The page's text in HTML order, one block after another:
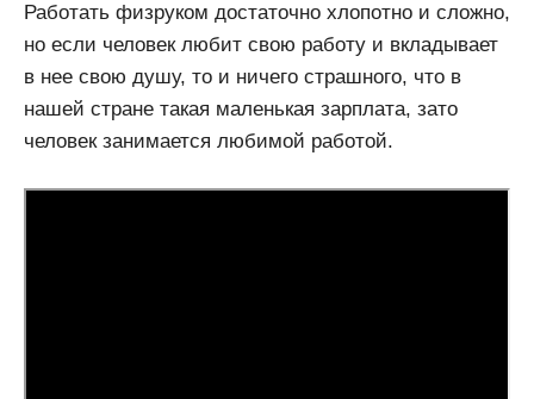
Работать физруком достаточно хлопотно и сложно,
но если человек любит свою работу и вкладывает
в нее свою душу, то и ничего страшного, что в
нашей стране такая маленькая зарплата, зато
человек занимается любимой работой.